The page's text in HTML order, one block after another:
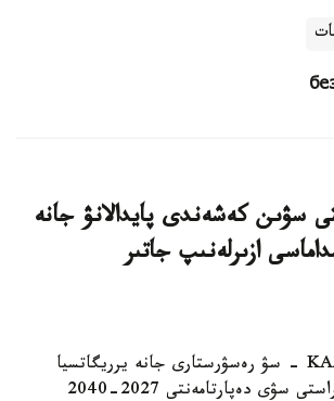
سۋىن كەشەندى پايدالانۋ جانە
ازىرلەنىپ جاتىر
استانا. KAZINFORM - سۋ رەسۋرستارى جانە يرريگاتسيا
مينيسترلىگىنىڭ جەراستى سۋى دەپارتامەنتى 2027-2040